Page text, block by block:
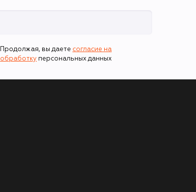
Продолжая, вы даете согласие на
обработку персональных данных